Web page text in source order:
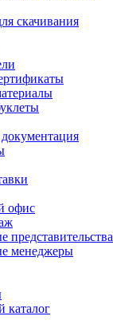
скачивания
офис
представительства
менеджеры
каталог